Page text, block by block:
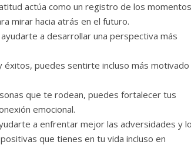
actúa como un registro de los momentos
mirar hacia atrás en el futuro.
a desarrollar una perspectiva más
éxitos, puedes sentirte incluso más motivado
que te rodean, puedes fortalecer tus
emocional.
a enfrentar mejor las adversidades y
que tienes en tu vida incluso en